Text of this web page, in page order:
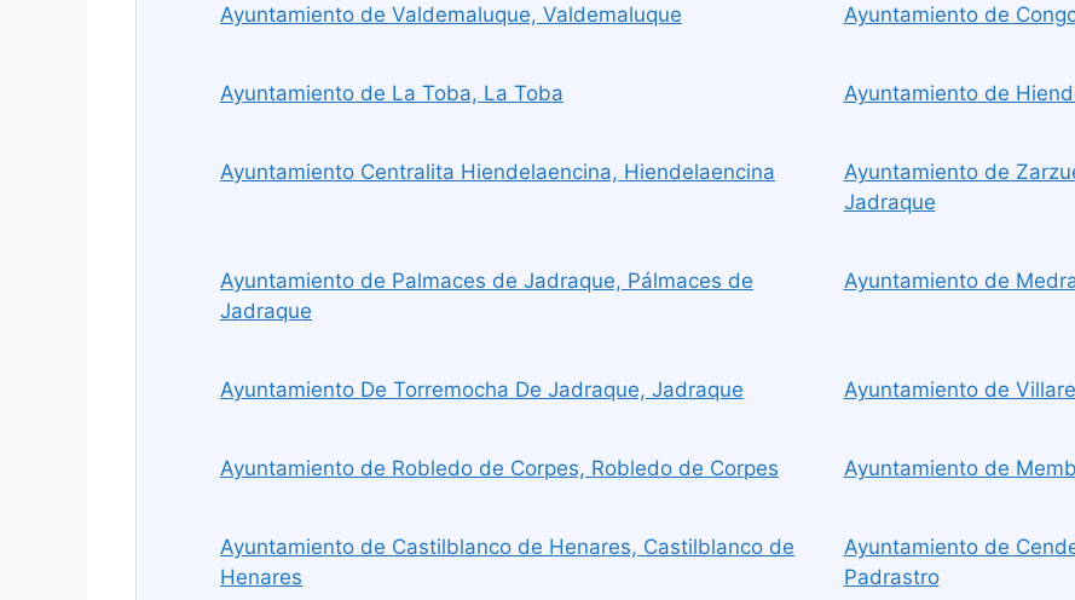
Ayuntamiento de Valdemaluque, Valdemaluque Ayuntamiento de
Ayuntamiento de La Toba, La Toba Ayuntamiento de
Ayuntamiento Centralita Hiendelaencina, Hiendelaencina
Ayuntamiento de
Jadraque
Ayuntamiento de Palmaces de Jadraque, Pálmaces de
Jadraque
Ayuntamiento de
Ayuntamiento De Torremocha De Jadraque, Jadraque Ayuntamiento de
Ayuntamiento de Robledo de Corpes, Robledo de Corpes Ayuntamiento de
Ayuntamiento de Castilblanco de Henares, Castilblanco de
Henares
Ayuntamiento de
Padrastro